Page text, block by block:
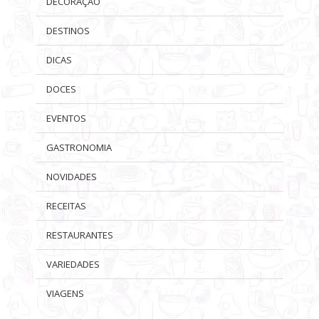
DESTINOS
DICAS
DOCES
EVENTOS
GASTRONOMIA
NOVIDADES
RECEITAS
RESTAURANTES
VARIEDADES
VIAGENS